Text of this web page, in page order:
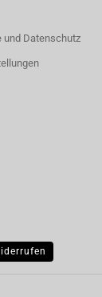
und Datenschutz